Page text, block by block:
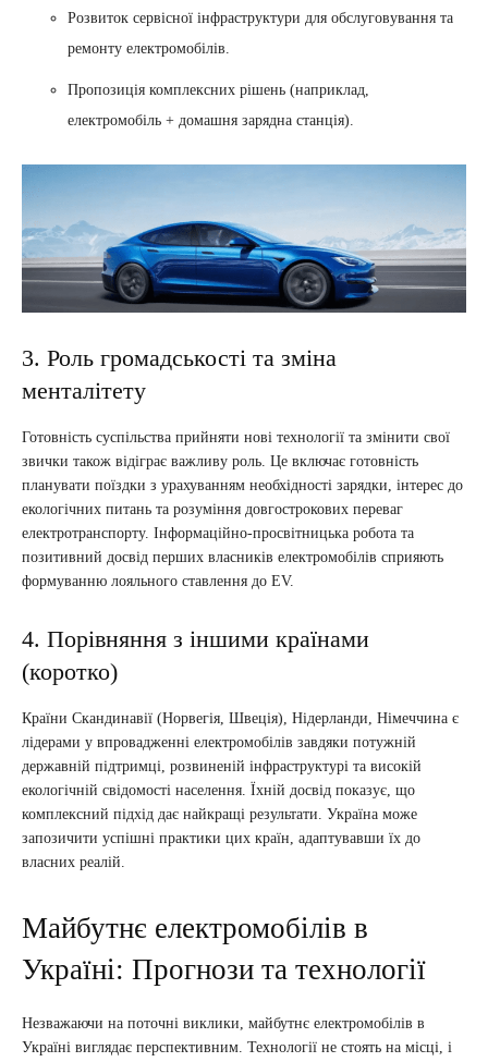
Розвиток сервісної інфраструктури для обслуговування та
ремонту електромобілів.
Пропозиція комплексних рішень (наприклад,
електромобіль + домашня зарядна станція).
3. Роль громадськості та зміна
менталітету
Готовність суспільства прийняти нові технології та змінити свої
звички також відіграє важливу роль. Це включає готовність
планувати поїздки з урахуванням необхідності зарядки, інтерес до
екологічних питань та розуміння довгострокових переваг
електротранспорту. Інформаційно-просвітницька робота та
позитивний досвід перших власників електромобілів сприяють
формуванню лояльного ставлення до EV.
4. Порівняння з іншими країнами
(коротко)
Країни Скандинавії (Норвегія, Швеція), Нідерланди, Німеччина є
лідерами у впровадженні електромобілів завдяки потужній
державній підтримці, розвиненій інфраструктурі та високій
екологічній свідомості населення. Їхній досвід показує, що
комплексний підхід дає найкращі результати. Україна може
запозичити успішні практики цих країн, адаптувавши їх до
власних реалій.
Майбутнє електромобілів в
Україні: Прогнози та технології
Незважаючи на поточні виклики, майбутнє електромобілів в
Україні виглядає перспективним. Технології не стоять на місці, і